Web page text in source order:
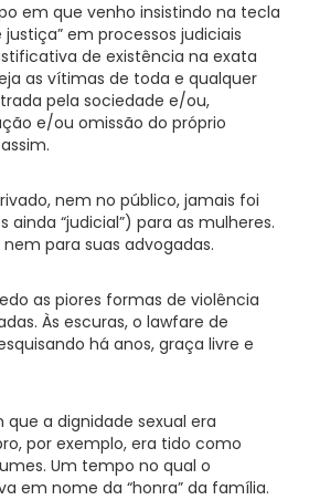
em que venho insistindo na tecla
em processos judiciais
de existência na exata
as vítimas de toda e qualquer
pela sociedade e/ou,
e/ou omissão do próprio
nem no público, jamais foi
“judicial”) para as mulheres.
para suas advogadas.
as piores formas de violência
Às escuras, o lawfare de
há anos, graça livre e
a dignidade sexual era
por exemplo, era tido como
Um tempo no qual o
em nome da “honra” da família.